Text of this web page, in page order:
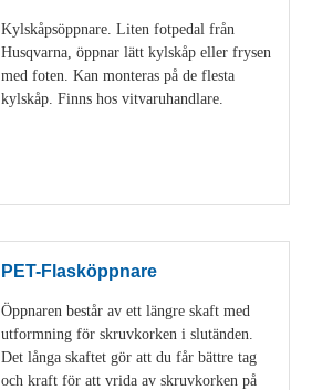
Kylskåpsöppnare. Liten fotpedal från
Husqvarna, öppnar lätt kylskåp eller frysen
med foten. Kan monteras på de flesta
kylskåp. Finns hos vitvaruhandlare.
PET-Flasköppnare
Öppnaren består av ett längre skaft med
utformning för skruvkorken i slutänden.
Det långa skaftet gör att du får bättre tag
och kraft för att vrida av skruvkorken på